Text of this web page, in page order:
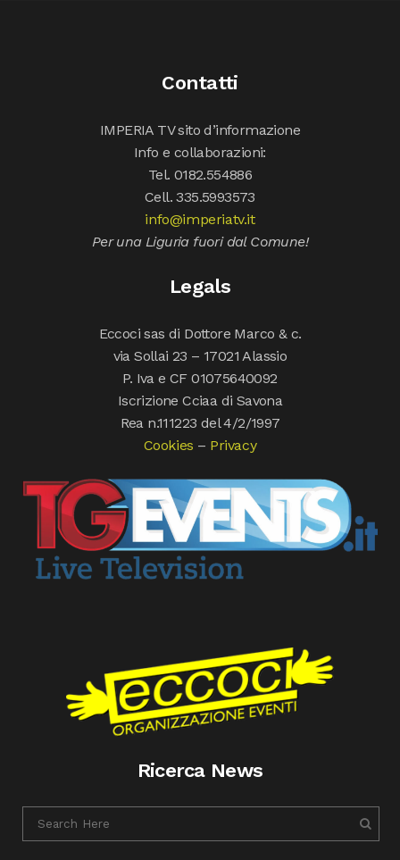
Contatti
IMPERIA TV sito d’informazione
Info e collaborazioni:
Tel. 0182.554886
Cell. 335.5993573
info@imperiatv.it
Per una Liguria fuori dal Comune!
Legals
Eccoci sas di Dottore Marco & c.
via Sollai 23 – 17021 Alassio
P. Iva e CF 01075640092
Iscrizione Cciaa di Savona
Rea n.111223 del 4/2/1997
Cookies – Privacy
Ricerca News